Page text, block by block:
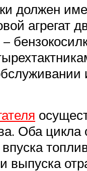
должен
агрегат
–
Оба цикла
выпуска